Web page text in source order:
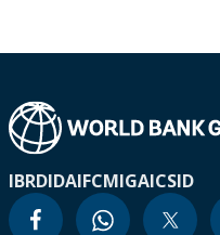
IBRDIDAIFCMIGAICSID